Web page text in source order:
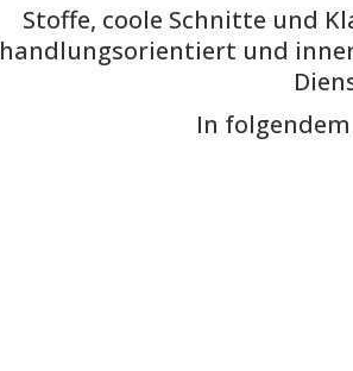
Stoffe, coole Schnitte und
handlungsorientiert und
In